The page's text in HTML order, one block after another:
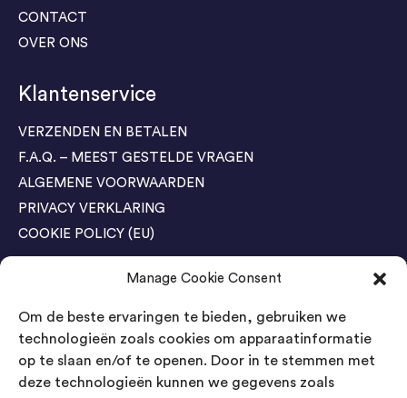
Manage Cookie Consent
Om de beste ervaringen te bieden, gebruiken we
technologieën zoals cookies om apparaatinformatie
op te slaan en/of te openen. Door in te stemmen met
deze technologieën kunnen we gegevens zoals
CONTACT
OVER ONS
Klantenservice
VERZENDEN EN BETALEN
F.A.Q. – MEEST GESTELDE VRAGEN
ALGEMENE VOORWAARDEN
PRIVACY VERKLARING
COOKIE POLICY (EU)
Agenda Trade Shows
04-05 November / SVG FAIR Winterswijk
Bestel GRATIS kaarten
Bestel GRATIS kaarten